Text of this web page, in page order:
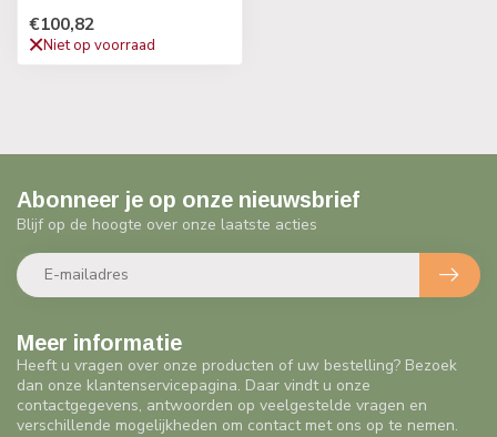
€100,82
Niet op voorraad
Meer informatie
Heeft u vragen over onze producten of uw bestelling? Bezoek
dan onze klantenservicepagina. Daar vindt u onze
contactgegevens, antwoorden op veelgestelde vragen en
verschillende mogelijkheden om contact met ons op te nemen.
Abonneer je op onze nieuwsbrief
Blijf op de hoogte over onze laatste acties